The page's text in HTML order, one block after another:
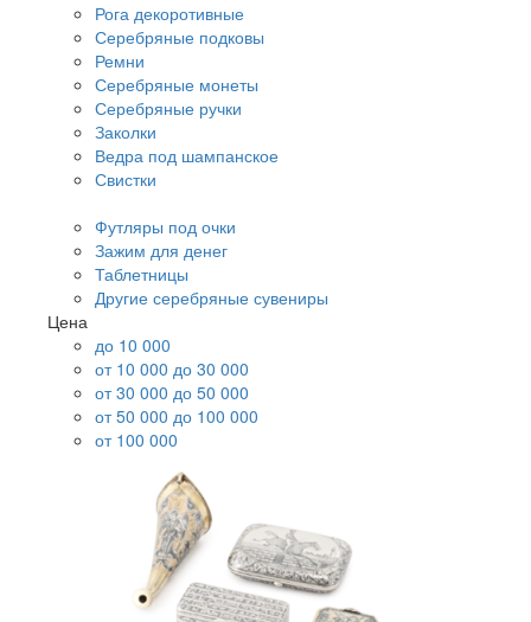
Рога декоротивные
Серебряные подковы
Ремни
Серебряные монеты
Серебряные ручки
Заколки
Ведра под шампанское
Свистки
Футляры под очки
Зажим для денег
Таблетницы
Другие серебряные сувениры
Цена
до 10 000
от 10 000 до 30 000
от 30 000 до 50 000
от 50 000 до 100 000
от 100 000